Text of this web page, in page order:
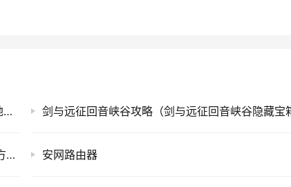
手机MAC地址查询方法(一种手机的媒体访问控制地址查询方法)
Windows7用户长时间未登录记住密码已过期解决方法(图) 安网路由器